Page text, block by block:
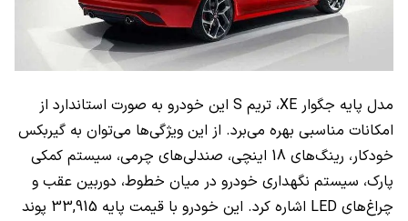
مدل پایه جگوار XE، تریم S این خودرو به صورت استاندارد از
امکانات مناسبی بهره می‌برد. از این ویژگی‌ها می‌توان به گیربکس
خودکار، رینگ‌های 18 اینچی، صندلی‌های چرمی، سیستم کمکی
پارک، سیستم نگهداری خودرو در میان خطوط، دوربین عقب و
چراغ‌های LED اشاره کرد. این خودرو با قیمت پایه 33,915 پوند